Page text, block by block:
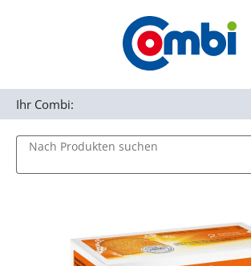
Zur Navigation springen
Nach Produkten suchen
Ihr Combi: